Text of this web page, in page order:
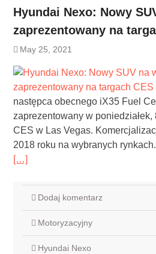
Hyundai Nexo: Nowy
zaprezentowany na
May 25, 2021
następca obecnego iX35 Fuel
zaprezentowany w
CES w Las Vegas.
2018 roku na wybranych
[…]
Dodaj komentarz
Motoryzacyjny
Hyundai Nexo